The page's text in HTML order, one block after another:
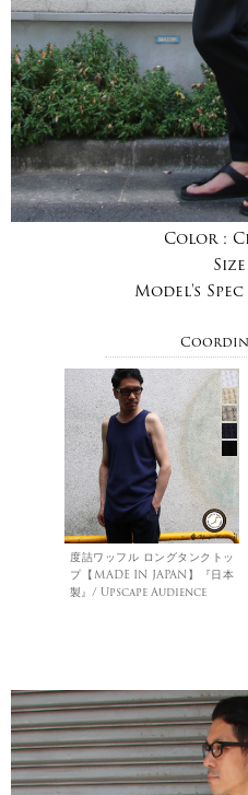
Color :
Model's Spec
度詰ワッフル ロングタンクトッ
プ【MADE IN JAPAN】『日本
製』/ Upscape Audience